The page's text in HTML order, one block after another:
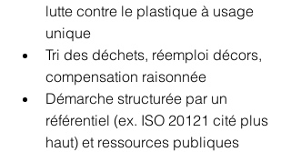
lutte contre le plastique à usage
unique
Tri des déchets, réemploi décors,
compensation raisonnée
Démarche structurée par un
référentiel (ex. ISO 20121 cité plus
haut) et ressources publiques